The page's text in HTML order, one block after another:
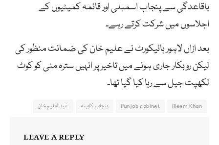
باقاعدگی سے پنجاب اسمبلی اور قائمہ کمیٹیوں کے
اجلاسوں میں شرکت کرتے رہے۔
بعد ازاں لاہور ہائیکورٹ نے علیم خان کی ضمانت منظور کی
لیکن روبکار جاری ہونے میں تاخیر پر انہیں سترہ مئی کو کوٹ
لکھپت جیل سے رہا کیا گیا تھا۔
Aleem Khan
Punjab cabinet پنجاب کابینہ عبدالعلیم خان
LEAVE A REPLY